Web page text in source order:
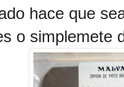
hace que
o simplemete